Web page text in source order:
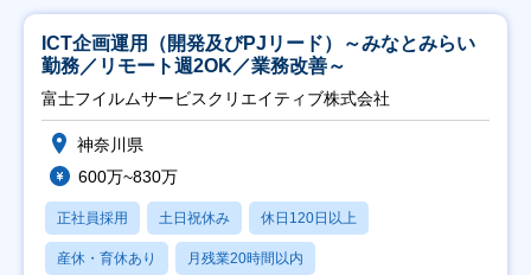
ICT企画運用（開発及びPJリード）～みなとみらい
勤務／リモート週2OK／業務改善～
富士フイルムサービスクリエイティブ株式会社
神奈川県
600万~830万
正社員採用 土日祝休み 休日120日以上
産休・育休あり 月残業20時間以内